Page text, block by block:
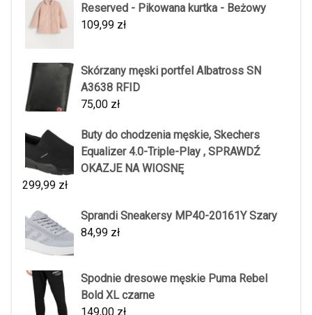
Reserved - Pikowana kurtka - Beżowy
109,99 zł
Skórzany męski portfel Albatross SN
A3638 RFID
75,00 zł
Buty do chodzenia męskie, Skechers
Equalizer 4.0-Triple-Play , SPRAWDŹ
OKAZJE NA WIOSNĘ
299,99 zł
Sprandi Sneakersy MP40-20161Y Szary
84,99 zł
Spodnie dresowe męskie Puma Rebel
Bold XL czarne
149,00 zł